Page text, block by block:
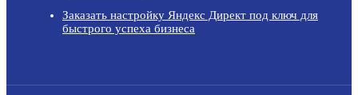
Заказать настройку Яндекс Директ под ключ для
быстрого успеха бизнеса